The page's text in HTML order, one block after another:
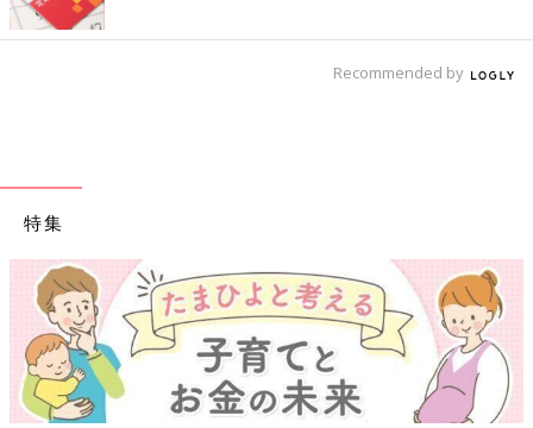
Recommended by
特集
【ワクチン接種